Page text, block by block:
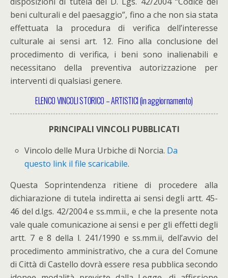
beni culturali e del paesaggio”, fino a che non sia stata
effettuata la procedura di verifica dell’interesse
culturale ai sensi art. 12. Fino alla conclusione del
procedimento di verifica, i beni sono inalienabili e
necessitano della preventiva autorizzazione per
interventi di qualsiasi genere.
ELENCO VINCOLI STORICO – ARTISTICI (in aggiornamento)
PRINCIPALI VINCOLI PUBBLICATI
Vincolo delle Mura Urbiche di Norcia. Da
questo link il file scaricabile.
Questa Soprintendenza ritiene di procedere alla
dichiarazione di tutela indiretta ai sensi degli artt. 45-
46 del d.lgs. 42/2004 e ss.mm.ii., e che la presente nota
vale quale comunicazione ai sensi e per gli effetti degli
artt. 7 e 8 della l. 241/1990 e ss.mm.ii, dell’avvio del
procedimento amministrativo, che a cura del Comune
di Città di Castello dovrà essere resa pubblica secondo